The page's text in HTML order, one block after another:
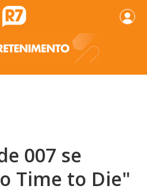
007 se
Time to Die"